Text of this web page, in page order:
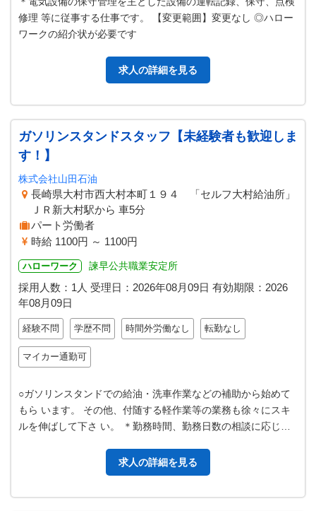
修理 等に従事する仕事です。 【変更範囲】変更なし ◎ハロー
ワークの紹介状が必要です
求人の詳細を見る
ガソリンスタンドスタッフ【未経験者も歓迎しま
す！】
株式会社山田石油
長崎県大村市西大村本町１９４ 「セルフ大村給油所」
ＪＲ新大村駅から 車5分
パート労働者
時給 1100円 ～ 1100円
ハローワーク 諫早公共職業安定所
採用人数：1人 受理日： 2026年08月09日 有効期限： 2026
年08月09日
経験不問 学歴不問 時間外労働なし 転勤なし
マイカー通勤可
○ガソリンスタンドでの給油・洗車作業などの補助から始めて
もら います。 その他、付随する軽作業等の業務も徐々にスキ
ルを伸ばして下さ い。 ＊勤務時間、勤務日数の相談に応じま
求人の詳細を見る